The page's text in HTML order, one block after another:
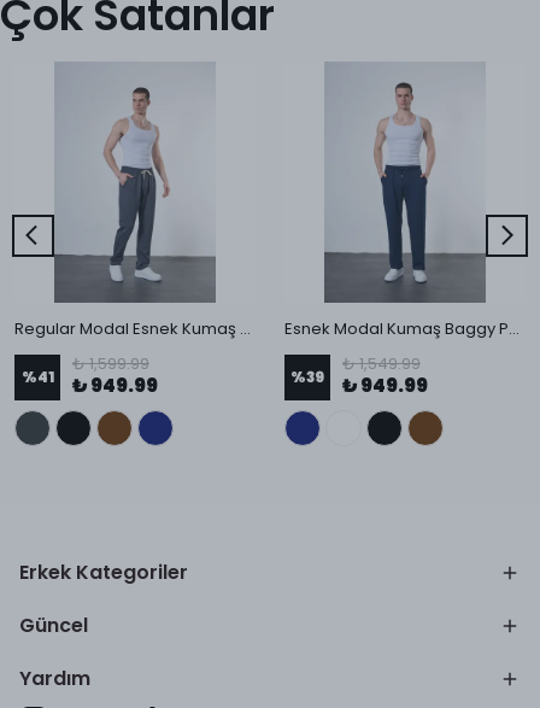
Çok Satanlar
Regular Modal Esnek Kumaş Pantolon
%41
₺ 1,599.99
₺ 949.99
Esnek Modal Kumaş Baggy Pantolon
%39
₺ 1,549.99
₺ 949.99
Erkek Kategoriler
Güncel
Yardım